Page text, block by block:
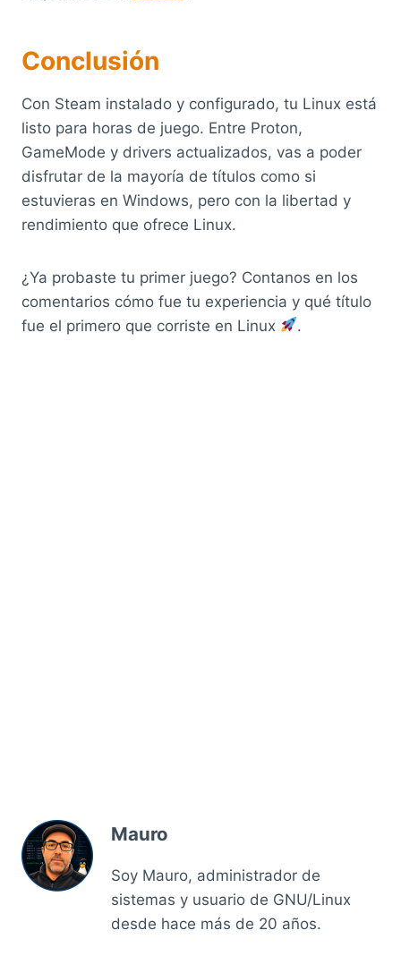
Conclusión
Con Steam instalado y configurado, tu Linux está
listo para horas de juego. Entre Proton,
GameMode y drivers actualizados, vas a poder
disfrutar de la mayoría de títulos como si
estuvieras en Windows, pero con la libertad y
rendimiento que ofrece Linux.
¿Ya probaste tu primer juego? Contanos en los
comentarios cómo fue tu experiencia y qué título
fue el primero que corriste en Linux
.
Mauro
Soy Mauro, administrador de
sistemas y usuario de GNU/Linux
desde hace más de 20 años.